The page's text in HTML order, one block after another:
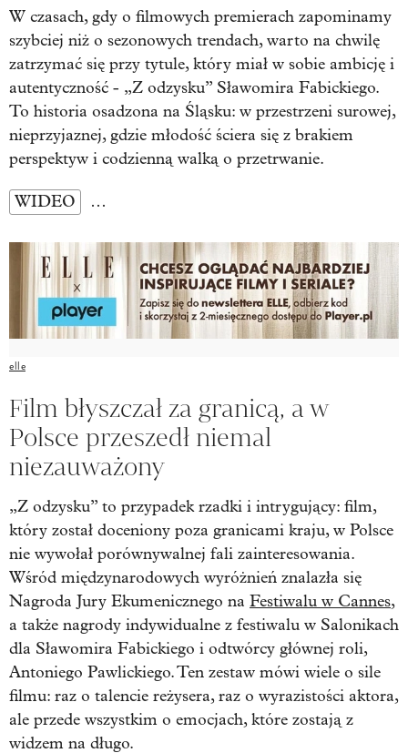
W czasach, gdy o filmowych premierach zapominamy
szybciej niż o sezonowych trendach, warto na chwilę
zatrzymać się przy tytule, który miał w sobie ambicję i
autentyczność - „Z odzysku” Sławomira Fabickiego.
To historia osadzona na Śląsku: w przestrzeni surowej,
nieprzyjaznej, gdzie młodość ściera się z brakiem
perspektyw i codzienną walką o przetrwanie.
WIDEO …
elle
Film błyszczał za granicą, a w
Polsce przeszedł niemal
niezauważony
„Z odzysku” to przypadek rzadki i intrygujący: film,
który został doceniony poza granicami kraju, w Polsce
nie wywołał porównywalnej fali zainteresowania.
Wśród międzynarodowych wyróżnień znalazła się
Nagroda Jury Ekumenicznego na Festiwalu w Cannes,
a także nagrody indywidualne z festiwalu w Salonikach
dla Sławomira Fabickiego i odtwórcy głównej roli,
Antoniego Pawlickiego. Ten zestaw mówi wiele o sile
filmu: raz o talencie reżysera, raz o wyrazistości aktora,
ale przede wszystkim o emocjach, które zostają z
widzem na długo.